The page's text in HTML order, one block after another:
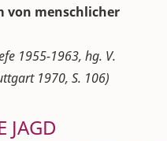
von menschlicher
1955-1963, hg. V.
1970, S. 106)
JAGD